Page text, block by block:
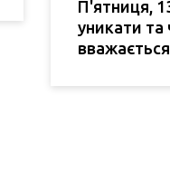
П'ятниця,
уникати